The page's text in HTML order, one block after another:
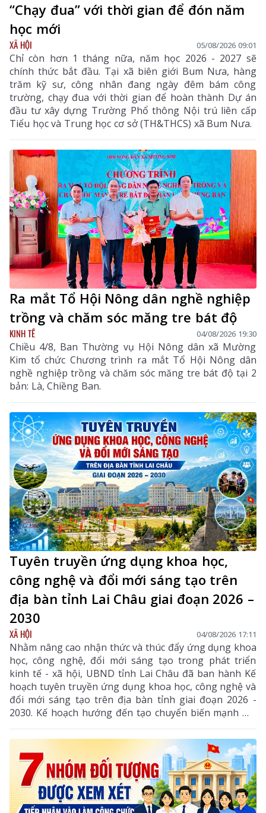
“Chạy đua” với thời gian để đón năm
học mới
XÃ HỘI 05/08/2026 09:01
Chỉ còn hơn 1 tháng nữa, năm học 2026 - 2027 sẽ
chính thức bắt đầu. Tại xã biên giới Bum Nưa, hàng
trăm kỹ sư, công nhân đang ngày đêm bám công
trường, chạy đua với thời gian để hoàn thành Dự án
đầu tư xây dựng Trường Phổ thông Nội trú liên cấp
Tiểu học và Trung học cơ sở (TH&THCS) xã Bum Nưa.
Ra mắt Tổ Hội Nông dân nghề nghiệp
trồng và chăm sóc măng tre bát độ
KINH TẾ 04/08/2026 19:30
Chiều 4/8, Ban Thường vụ Hội Nông dân xã Mường
Kim tổ chức Chương trình ra mắt Tổ Hội Nông dân
nghề nghiệp trồng và chăm sóc măng tre bát độ tại 2
bản: Là, Chiềng Ban.
Tuyên truyền ứng dụng khoa học,
công nghệ và đổi mới sáng tạo trên
địa bàn tỉnh Lai Châu giai đoạn 2026 –
2030
XÃ HỘI 04/08/2026 17:11
Nhằm nâng cao nhận thức và thúc đẩy ứng dụng khoa
học, công nghệ, đổi mới sáng tạo trong phát triển
kinh tế - xã hội, UBND tỉnh Lai Châu đã ban hành Kế
hoạch tuyên truyền ứng dụng khoa học, công nghệ và
đổi mới sáng tạo trên địa bàn tỉnh giai đoạn 2026 -
2030. Kế hoạch hướng đến tạo chuyển biến mạnh mẽ
từ nhận thức đến hành động, phát huy vai trò của
khoa học, công nghệ, đổi mới sáng tạo và chuyển đổi
số, góp phần thực hiện hiệu quả các mục tiêu phát
triển của tỉnh trong giai đoạn mới.